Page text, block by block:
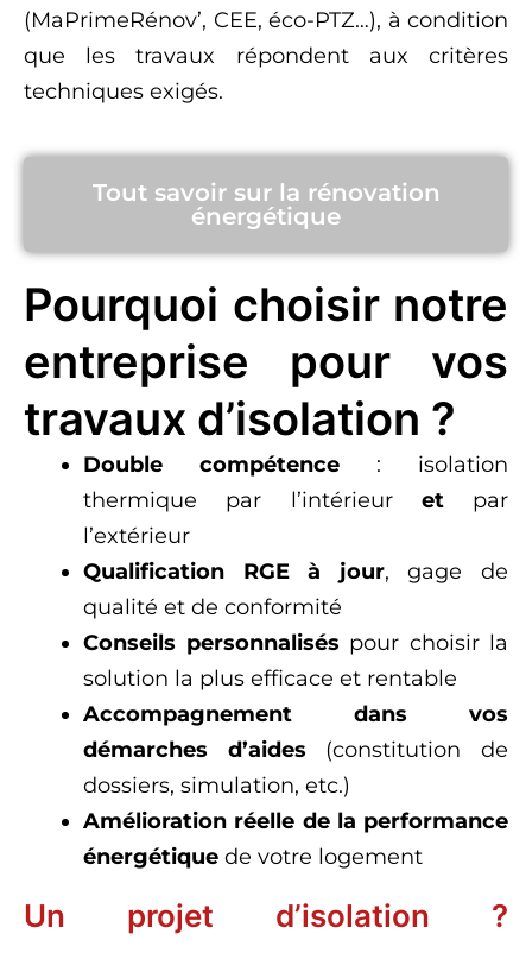
(MaPrimeRénov’, CEE, éco-PTZ…), à condition
que les travaux répondent aux critères
techniques exigés.
Tout savoir sur la rénovation
énergétique
Pourquoi choisir notre
entreprise pour vos
travaux d’isolation ?
Double compétence : isolation
thermique par l’intérieur etpar
l’extérieur
Qualification RGE à jour, gage de
qualité et de conformité
Conseils personnalisés pour choisir la
solution la plus efficace et rentable
Accompagnement dans vos
démarches d’aides (constitution de
dossiers, simulation, etc.)
Amélioration réelle de la performance
énergétique de votre logement
Un projet d’isolation ?